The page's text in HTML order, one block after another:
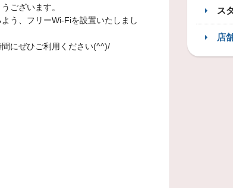
ございます。
う、フリーWi-Fiを設置いたしまし
にぜひご利用ください(^^)/
ス
店